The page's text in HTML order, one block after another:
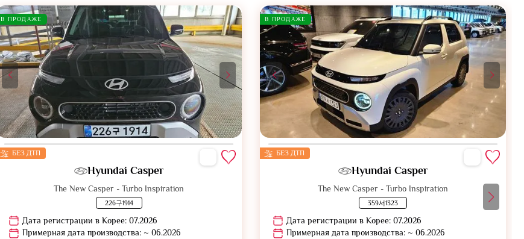
В ПРОДАЖЕ
БЕЗ ДТП
Hyundai Casper
The New Casper - Turbo Inspiration
226구1914
Дата регистрации в Корее: 07.2026
Примерная дата производства: ~ 06.2026
В ПРОДАЖЕ
БЕЗ ДТП
Hyundai Casper
The New Casper - Turbo Inspiration
359서1323
Дата регистрации в Корее: 07.2026
Примерная дата производства: ~ 06.2026